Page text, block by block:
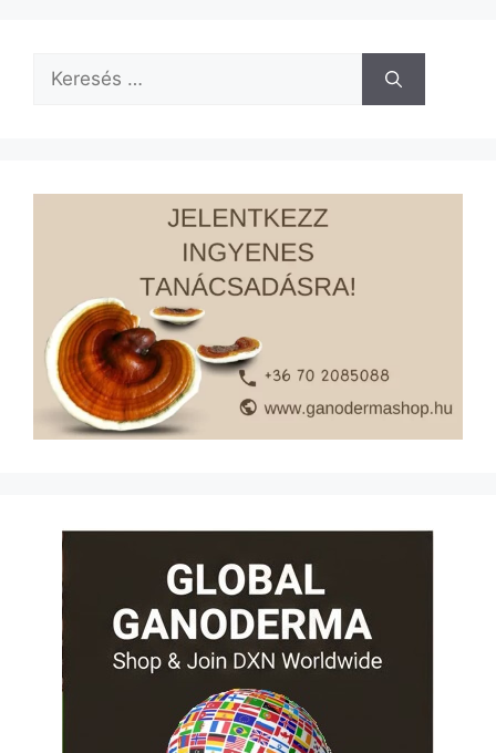
Keresés: